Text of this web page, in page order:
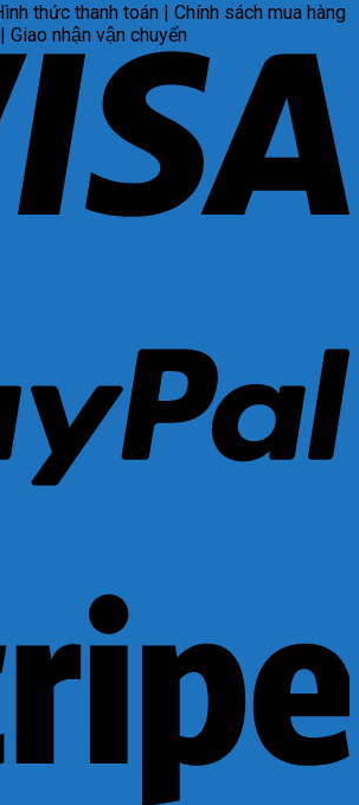
thức thanh toán | Chính sách mua hàng
| Giao nhận vận chuyển